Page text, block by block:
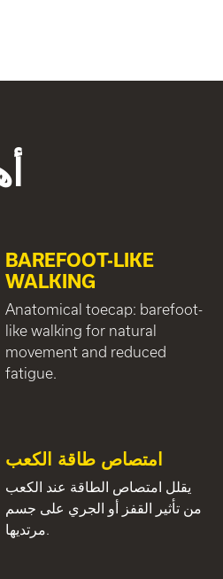
BAREFOOT-LIKE
WALKING
Anatomical toecap: barefoot-
like walking for natural
movement and reduced
fatigue.
امتصاص طاقة الكعب
يقلل امتصاص الطاقة عند الكعب
من تأثير القفز أو الجري على جسم
مرتديها.